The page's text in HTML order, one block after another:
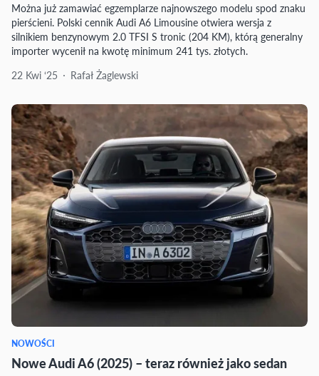
Można już zamawiać egzemplarze najnowszego modelu spod znaku
pierścieni. Polski cennik Audi A6 Limousine otwiera wersja z
silnikiem benzynowym 2.0 TFSI S tronic (204 KM), którą generalny
importer wycenił na kwotę minimum 241 tys. złotych.
22 Kwi ‘25
Rafał Żaglewski
NOWOŚCI
Nowe Audi A6 (2025) – teraz również jako sedan